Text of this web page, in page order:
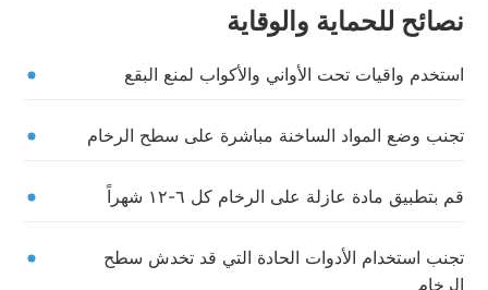
نصائح للحماية والوقاية
استخدم واقيات تحت الأواني والأكواب لمنع البقع
تجنب وضع المواد الساخنة مباشرة على سطح الرخام
قم بتطبيق مادة عازلة على الرخام كل ٦-١٢ شهراً
تجنب استخدام الأدوات الحادة التي قد تخدش سطح
الرخام